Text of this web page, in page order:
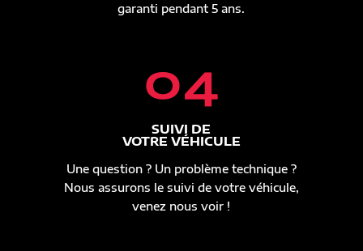
garanti pendant 5 ans.
04
SUIVI DE
VOTRE VÉHICULE
Une question ? Un problème technique ?
Nous assurons le suivi de votre véhicule,
venez nous voir !